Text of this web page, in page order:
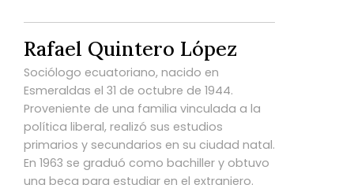
Rafael Quintero López
Sociólogo ecuatoriano, nacido en
Esmeraldas el 31 de octubre de 1944.
Proveniente de una familia vinculada a la
política liberal, realizó sus estudios
primarios y secundarios en su ciudad natal.
En 1963 se graduó como bachiller y obtuvo
una beca para estudiar en el extranjero.